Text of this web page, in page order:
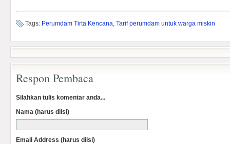
Tags: Perumdam Tirta Kencana, Tarif perumdam untuk warga miskin
Respon Pembaca
Silahkan tulis komentar anda...
Nama (harus diisi)
Email Address (harus diisi)